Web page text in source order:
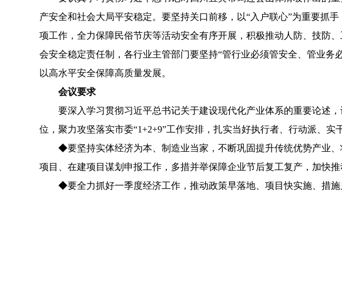
产安全和社会大局平安稳定。要坚持关口前移，以“入户联心”为重要抓
项工作，全力保障民俗节庆等活动安全有序开展，积极推动人防、技防
会安全稳定责任制，各行业主管部门要坚持“管行业必须管安全、管业
以高水平安全保障高质量发展。
会议要求
要深入学习贯彻习近平总书记关于建设现代化产业体系的重要论述，
位，聚力攻坚落实市委“1+2+9”工作安排，扎实当好执行者、行动派、
◆要坚持实体经济为本、制造业当家，不断巩固提升传统优势产业
项目、在建项目谋划申报工作，多措并举保障企业节后复工复产，加快推
◆要全力抓好一季度经济工作，推动政策早落地、项目快实施、措